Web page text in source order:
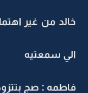
خالد من غير
الي سمعتيه
فاطمه : صج